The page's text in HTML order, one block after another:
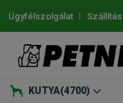
Ügyfélszolgálat Szállítás
KUTYA(4700)